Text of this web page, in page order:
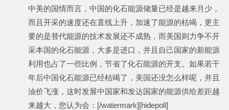
中美的国情而言，中国的化石能源储量已经是越来月少，
而且开采的速度还在直线上升，加速了能源的枯竭，更主
要的是替代能源的技术发展还不成熟，而美国则力争不开
采本国的化石能源，大多是进口，并且自己国家的新能源
利用也占了一些比例，节省了化石能源的开支。如果若干
年后中国化石能源已经枯竭了，美国还没怎么样呢，并且
油价飞涨，这时发展中国家和发达国家的能源供给差距越
来越大，您认为会：[/watermark][hidepoll]